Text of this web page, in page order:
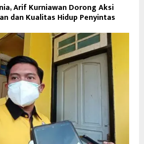
Arif Kurniawan Dorong Aksi
dan Kualitas Hidup Penyintas